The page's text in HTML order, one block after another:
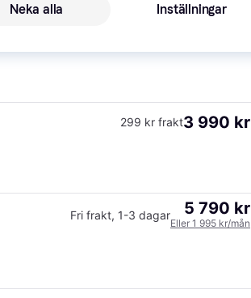
299 kr frakt3 990 kr
Fri frakt, 1-3 dagar 5 790 kr
Eller 1 995 kr/mån
Neka alla Inställningar